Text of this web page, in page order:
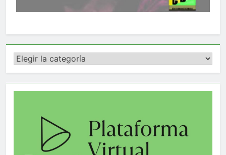
Categorías